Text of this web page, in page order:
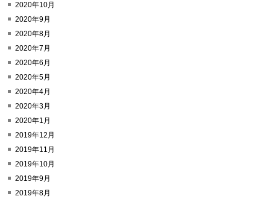
2020年10月
2020年9月
2020年8月
2020年7月
2020年6月
2020年5月
2020年4月
2020年3月
2020年1月
2019年12月
2019年11月
2019年10月
2019年9月
2019年8月